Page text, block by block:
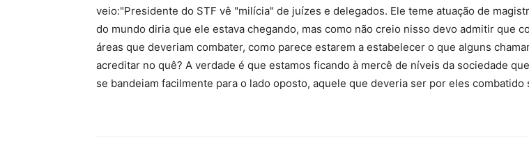
Central
veio:"Presidente do STF vê "milícia" de juízes e delegados. Ele teme atuação de
do mundo diria que ele estava chegando, mas como não creio nisso devo admitir que
áreas que deveriam combater, como parece estarem a estabelecer o que alguns
acreditar no quê? A verdade é que estamos ficando à mercê de níveis da sociedade
se bandeiam facilmente para o lado oposto, aquele que deveria ser por eles